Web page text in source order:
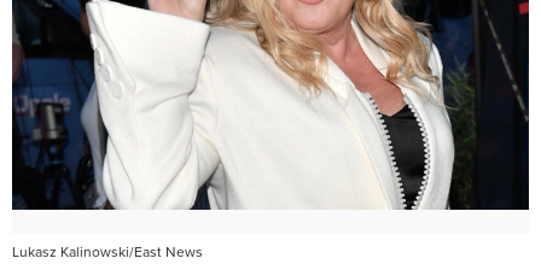
Lukasz Kalinowski/East News